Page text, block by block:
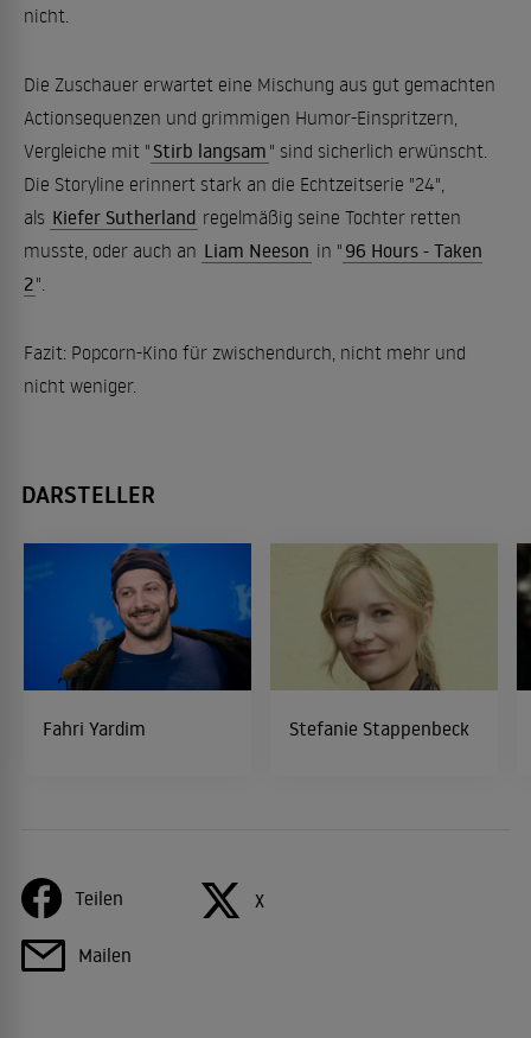
nicht.
Die Zuschauer erwartet eine Mischung aus gut gemachten
Actionsequenzen und grimmigen Humor-Einspritzern,
Vergleiche mit " Stirb langsam " sind sicherlich erwünscht.
Die Storyline erinnert stark an die Echtzeitserie "24",
als Kiefer Sutherland regelmäßig seine Tochter retten
musste, oder auch an Liam Neeson in " 96 Hours - Taken
2".
Fazit: Popcorn-Kino für zwischendurch, nicht mehr und
nicht weniger.
DARSTELLER
Fahri Yardim Stefanie Stappenbeck
Teilen X
Mailen